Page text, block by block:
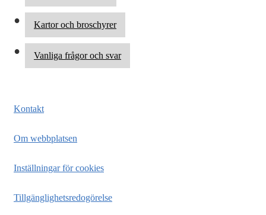
Kartor och broschyrer
Vanliga frågor och svar
Kontakt
Om webbplatsen
Inställningar för cookies
Tillgänglighetsredogörelse